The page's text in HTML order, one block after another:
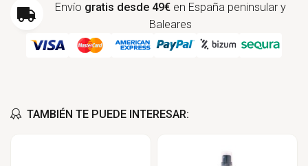
Envío gratis desde 49€ en España peninsular y
Baleares
TAMBIÉN TE PUEDE INTERESAR: